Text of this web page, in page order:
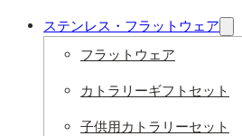
ステンレス・フラットウェア
フラットウェア
カトラリーギフトセット
子供用カトラリーセット